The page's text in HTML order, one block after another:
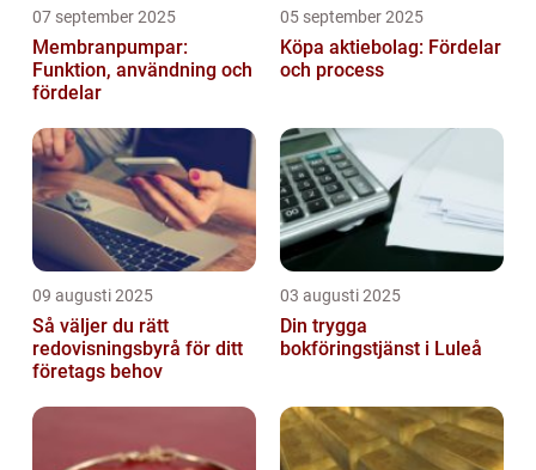
07 september 2025
Membranpumpar:
Funktion, användning och
fördelar
05 september 2025
Köpa aktiebolag: Fördelar
och process
09 augusti 2025
Så väljer du rätt
redovisningsbyrå för ditt
företags behov
03 augusti 2025
Din trygga
bokföringstjänst i Luleå